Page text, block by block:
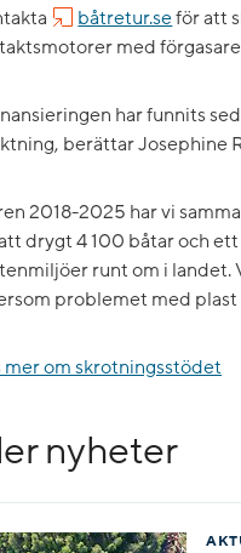
båtretur.seför att
med
har funnits
berättar Josephine
2018-2025 har vi
drygt 4 100 båtar och
runt om i landet.
problemet med plast
mer om skrotningsstödet
nyheter